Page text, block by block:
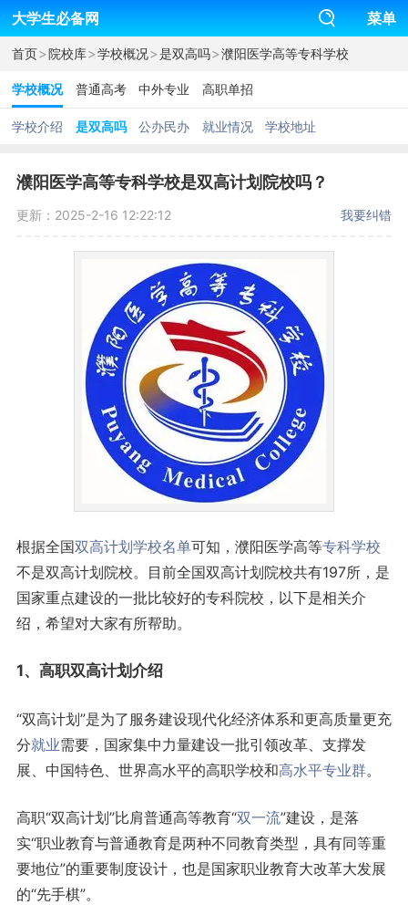
大学生必备网 菜单
首页>院校库>学校概况>是双高吗>濮阳医学高等专科学校
学校概况 普通高考 中外专业 高职单招
学校介绍 是双高吗 公办民办 就业情况 学校地址
濮阳医学高等专科学校是双高计划院校吗？
更新：2025-2-16 12:22:12 我要纠错
根据全国双高计划学校名单可知，濮阳医学高等专科学校
不是双高计划院校。目前全国双高计划院校共有197所，是
国家重点建设的一批比较好的专科院校，以下是相关介
绍，希望对大家有所帮助。
1、高职双高计划介绍
“双高计划”是为了服务建设现代化经济体系和更高质量更充
分就业需要，国家集中力量建设一批引领改革、支撑发
展、中国特色、世界高水平的高职学校和高水平专业群。
高职“双高计划”比肩普通高等教育“双一流”建设，是落
实“职业教育与普通教育是两种不同教育类型，具有同等重
要地位”的重要制度设计，也是国家职业教育大改革大发展
的“先手棋”。